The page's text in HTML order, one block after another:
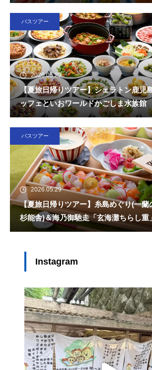
バスツアー
2026.05.29
【夏旅日帰りツアー】シェラトン鹿児
ッフェといおワールドかごしま水族館
バスツアー
2026.05.29
【夏旅日帰りツアー】糸島めぐり(一蘭
杉能舎)＆海乃御馳走「玄海灘ちらし重
Instagram